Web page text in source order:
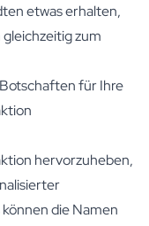
etwas erhalten,
gleichzeitig zum
für Ihre
hervorzuheben,
die Namen